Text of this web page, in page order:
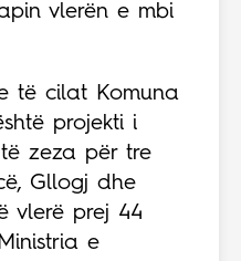
vlerën e mbi
të cilat Komuna
projekti i
zeza për tre
Gllogj dhe
vlerë prej 44
e